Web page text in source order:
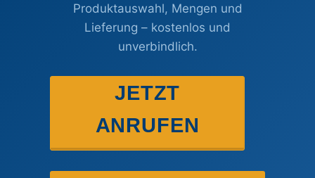
Produktauswahl, Mengen und
Lieferung – kostenlos und
unverbindlich.
JETZT
ANRUFEN